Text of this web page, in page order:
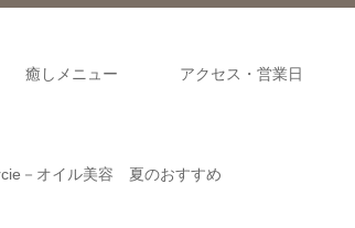
癒しメニュー アクセス・営業日
－オイル美容 夏のおすすめ